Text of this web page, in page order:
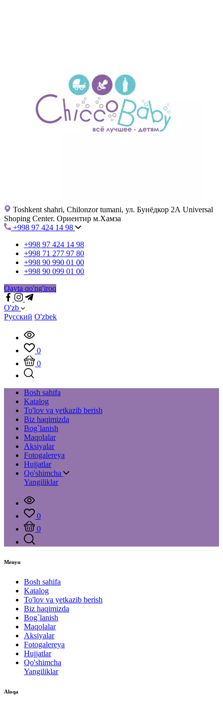
Toshkent shahri, Chilonzor tumani, ул. Бунёдкор 2А Universal
Shoping Center. Ориентир м.Хамза
+998 97 424 14 98
+998 97 424 14 98
+998 71 277 97 80
+998 90 990 01 00
+998 90 099 01 00
Qayta qo'ng'iroq
O'zb
Русский O'zbek
0
0
Bosh sahifa
Katalog
To'lov va yetkazib berish
Biz haqimizda
Bog`lanish
Maqolalar
Aksiyalar
Fotogalereya
Hujjatlar
Qo'shimcha
Yangiliklar
0
0
Menyu
Bosh sahifa
Katalog
To'lov va yetkazib berish
Biz haqimizda
Bog`lanish
Maqolalar
Aksiyalar
Fotogalereya
Hujjatlar
Qo'shimcha
Yangiliklar
Aloqa